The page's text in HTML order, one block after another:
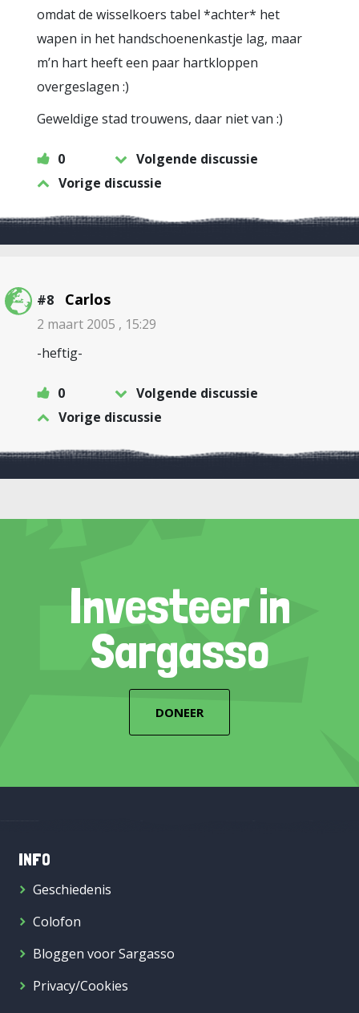
omdat de wisselkoers tabel *achter* het
wapen in het handschoenenkastje lag, maar
m’n hart heeft een paar hartkloppen
overgeslagen :)
Geweldige stad trouwens, daar niet van :)
0
Volgende discussie
Vorige discussie
#8 Carlos
2 maart 2005 , 15:29
-heftig-
0
Volgende discussie
Vorige discussie
Investeer in
Sargasso
DONEER
INFO
Geschiedenis
Colofon
Bloggen voor Sargasso
Privacy/Cookies